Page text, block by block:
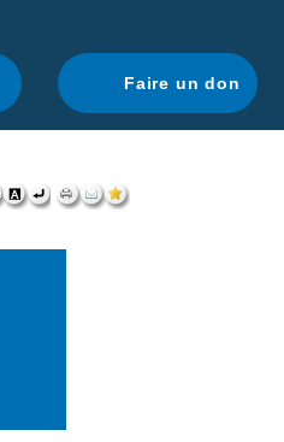
Faire un don